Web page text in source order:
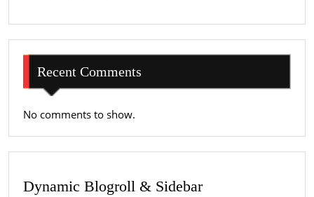
Recent Comments
No comments to show.
Dynamic Blogroll & Sidebar